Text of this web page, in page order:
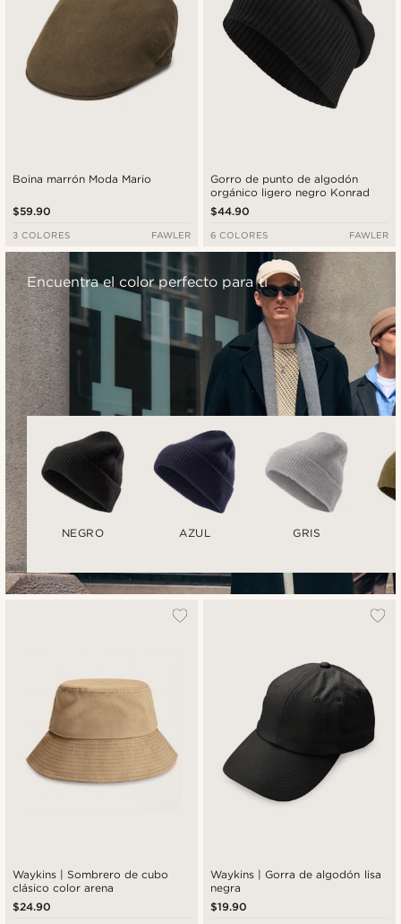
Boina marrón Moda Mario
$59.90
3 COLORES FAWLER
Gorro de punto de algodón
orgánico ligero negro Konrad
$44.90
6 COLORES FAWLER
Waykins | Sombrero de cubo
clásico color arena
$24.90
Waykins | Gorra de algodón lisa
negra
$19.90
Encuentra el color perfecto para ti
NEGRO AZUL GRIS